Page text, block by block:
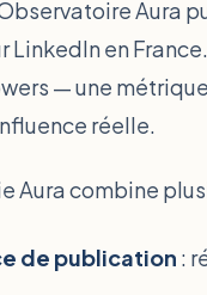
Aura
LinkedIn en
— une
réelle.
Aura combine
de publication :